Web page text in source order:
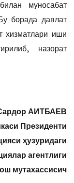
муносабат
борада давлат
хизматлари иши
назорат
АИТБАЕВ
Президенти
ҳузуридаги
агентлиги
мутахассисич